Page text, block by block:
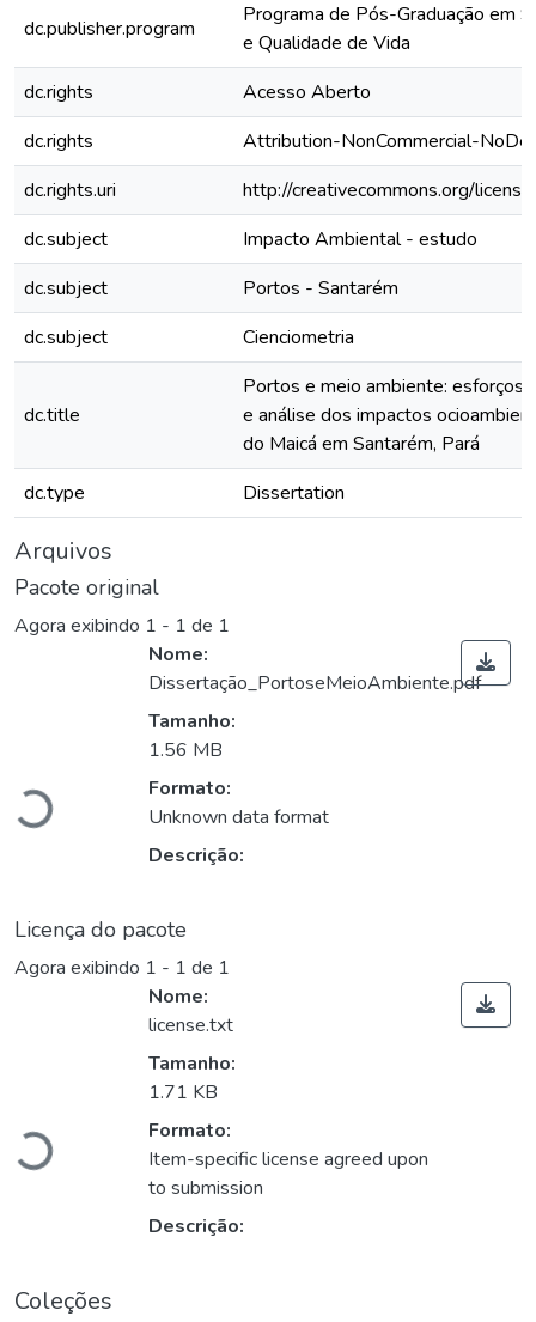
dc.publisher.program
Programa de Pós-Graduação em
e Qualidade de Vida
dc.rights
Acesso Aberto
dc.rights
Attribution-NonCommercial-
dc.rights.uri
http://creativecommons.org/
dc.subject
Impacto Ambiental - estudo
dc.subject
Portos - Santarém
dc.subject
Cienciometria
dc.title
Portos e meio ambiente: esforços
e análise dos impactos
do Maicá em Santarém, Pará
dc.type
Dissertation
Arquivos
Pacote original
Agora exibindo 1 - 1 de 1
Carregando...
Nome:
Dissertação_PortoseMeioAmbiente.pdf
Tamanho:
1.56 MB
Formato:
Unknown data format
Descrição:
Licença do pacote
Agora exibindo 1 - 1 de 1
Carregando...
Nome:
license.txt
Tamanho:
1.71 KB
Formato:
Item-specific license agreed upon
to submission
Descrição:
Coleções